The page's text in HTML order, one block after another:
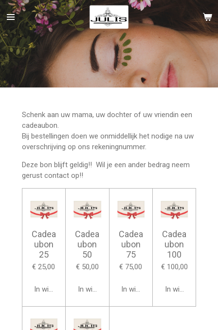
Ga
direct
naar
de
hoofdinhoud
Schenk aan uw mama, uw dochter of uw vriendin een
cadeaubon.
Bij bestellingen doen we onmiddellijk het nodige na uw
overschrijving op ons rekeningnummer.
Deze bon blijft geldig!! Wil je een ander bedrag neem
gerust contact op!!
Cadea
ubon
25
€ 25,00
In winkelwagen
Cadea
ubon
50
€ 50,00
In winkelwagen
Cadea
ubon
75
€ 75,00
In winkelwagen
Cadea
ubon
100
€ 100,00
In winkelwagen